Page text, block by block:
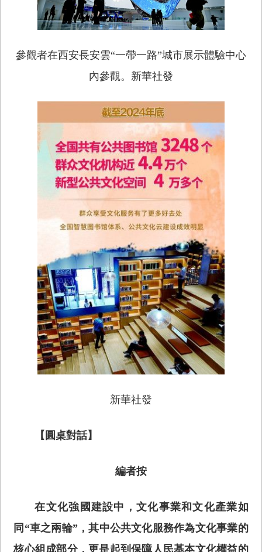
參觀者在西安長安雲“一帶一路”城市展示體驗中心
內參觀。新華社發
新華社發
【圓桌對話】
編者按
在文化強國建設中，文化事業和文化產業如
同“車之兩輪”，其中公共文化服務作為文化事業的
核心組成部分，更是起到保障人民基本文化權益的